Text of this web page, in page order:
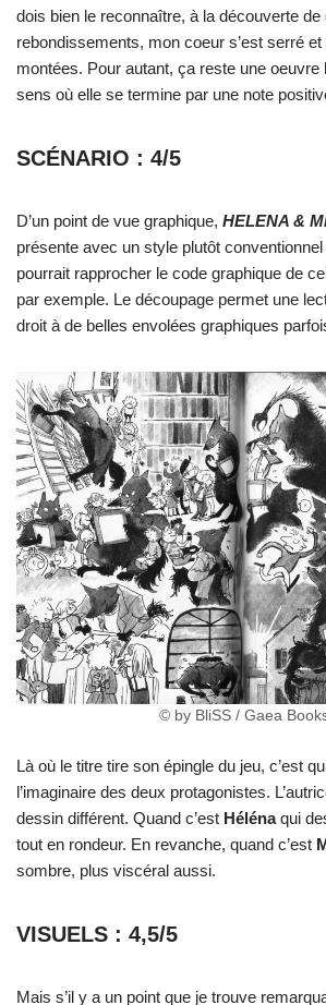
dois bien le reconnaître, à la découverte de
rebondissements, mon coeur s’est serré
montées. Pour autant, ça reste une oeuvre
sens où elle se termine par une note
SCÉNARIO : 4/5
D’un point de vue graphique, HELENA &
présente avec un style plutôt
pourrait rapprocher le code graphique de
par exemple. Le découpage permet une
droit à de belles envolées graphiques
© by BliSS / Gaea
Là où le titre tire son épingle du jeu, c’est
l’imaginaire des deux protagonistes.
dessin différent. Quand c’est Hélénaqui
tout en rondeur. En revanche, quand c’est
sombre, plus viscéral aussi.
VISUELS : 4,5/5
Mais s’il y a un point que je trouve